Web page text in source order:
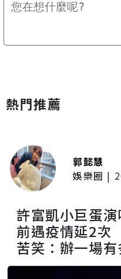
熱門推薦
郭懿慧
娛樂圈 |
許富凱小巨蛋
前遇疫情延2
苦笑：辦一場有